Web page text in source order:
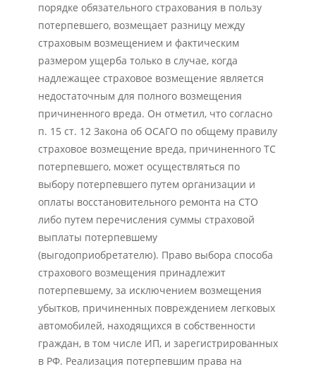
порядке обязательного страхования в пользу
потерпевшего, возмещает разницу между
страховым возмещением и фактическим
размером ущерба только в случае, когда
надлежащее страховое возмещение является
недостаточным для полного возмещения
причиненного вреда. Он отметил, что согласно
п. 15 ст. 12 Закона об ОСАГО по общему правилу
страховое возмещение вреда, причиненного ТС
потерпевшего, может осуществляться по
выбору потерпевшего путем организации и
оплаты восстановительного ремонта на СТО
либо путем перечисления суммы страховой
выплаты потерпевшему
(выгодоприобретателю). Право выбора способа
страхового возмещения принадлежит
потерпевшему, за исключением возмещения
убытков, причиненных повреждением легковых
автомобилей, находящихся в собственности
граждан, в том числе ИП, и зарегистрированных
в РФ. Реализация потерпевшим права на